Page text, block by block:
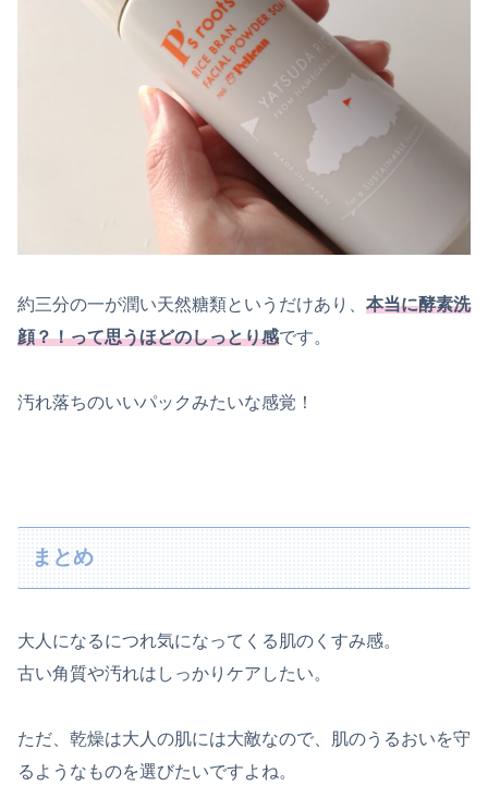
約三分の一が潤い天然糖類というだけあり、 本当に酵素洗
顔？！って思うほどのしっとり感です。
汚れ落ちのいいパックみたいな感覚！
まとめ
大人になるにつれ気になってくる肌のくすみ感。
古い角質や汚れはしっかりケアしたい。
ただ、乾燥は大人の肌には大敵なので、肌のうるおいを守
るようなものを選びたいですよね。